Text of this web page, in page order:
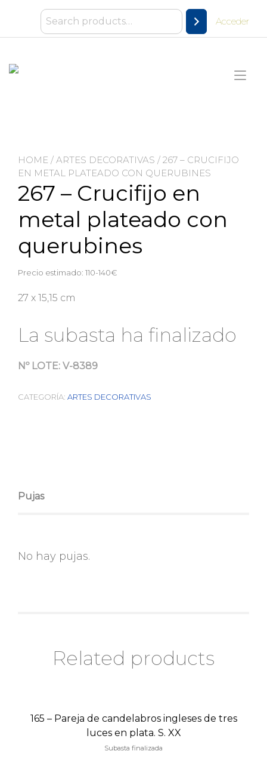
Acceder
HOME / ARTES DECORATIVAS / 267 – CRUCIFIJO
EN METAL PLATEADO CON QUERUBINES
267 – Crucifijo en
metal plateado con
querubines
Precio estimado: 110-140€
27 x 15,15 cm
La subasta ha finalizado
Nº LOTE: V-8389
CATEGORÍA: ARTES DECORATIVAS
Pujas
No hay pujas.
Related products
165 – Pareja de candelabros ingleses de tres
luces en plata. S. XX
Subasta finalizada